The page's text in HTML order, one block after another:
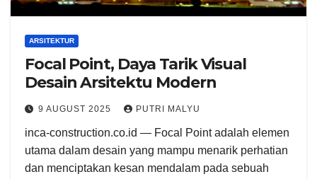
ARSITEKTUR
Focal Point, Daya Tarik Visual
Desain Arsitektu Modern
9 AUGUST 2025 PUTRI MALYU
inca-construction.co.id — Focal Point adalah elemen
utama dalam desain yang mampu menarik perhatian
dan menciptakan kesan mendalam pada sebuah